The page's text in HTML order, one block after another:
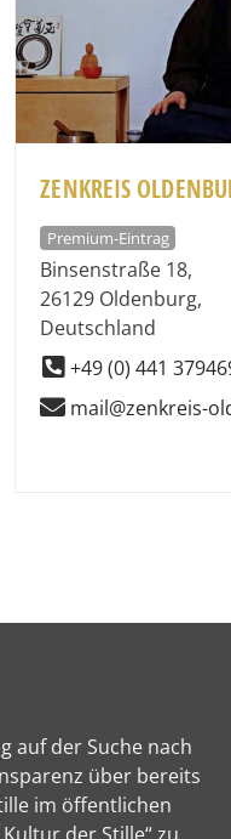
ZENKREIS
Premium-Eintrag
Binsenstraße 18,
26129 Oldenburg,
Deutschland
+49 (0) 441
mail@zenkreis-
auf der Suche nach
über bereits
im öffentlichen